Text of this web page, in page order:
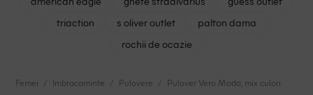
triaction
s oliver outlet
palton dama
rochii de ocazie
Femei Imbracaminte Pulovere Pulover Vero Moda, mix culori